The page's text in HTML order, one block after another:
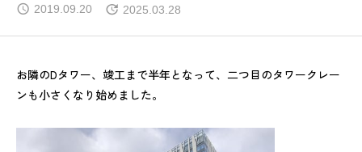
2019.09.20 2025.03.28
お隣のDタワー、竣工まで半年となって、二つ目のタワークレー
ンも小さくなり始めました。